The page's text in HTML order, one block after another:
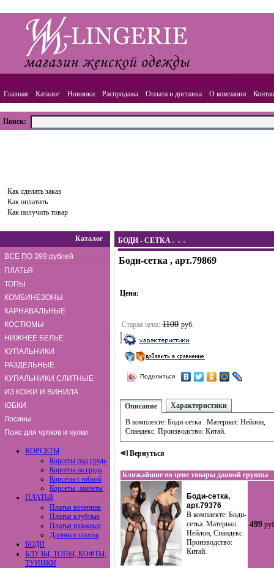
Главная Каталог Новинки Распродажа Оплата и доставка О компании
Поиск:
Как сделать заказ
Как оплатить
Как получить товар
Каталог
ВСЕ ПО 399 рублей
ПЛАТЬЯ
ТОПЫ
КОМБИНЕЗОНЫ
КАРНАВАЛЬНЫЕ
КОСТЮМЫ
НИЖНЕЕ БЕЛЬЕ
КУПАЛЬНИКИ
РАЗДЕЛЬНЫЕ
КУПАЛЬНИКИ СЛИТНЫЕ
ИЗ КОЖИ И ВИНИЛА
ЮБКИ
Лосины
Пояс для чулков и чулки
КОРСЕТЫ
Корсеты под грудь
Корсеты на грудь
Корсеты с юбкой
Корсеты -жилеты
ПЛАТЬЯ
Платья вечерние
Платья клубные
Платья пляжные
Длинные платья
БОДИ
БЛУЗЫ, ТОПЫ, КОФТЫ,
ТУНИКИ
БОДИ - СЕТКА
Боди-сетка , арт.79869
Цена:
Старая цена: 1100 руб.
Поделиться
Описание
Характеристики
В комплекте: Боди-сетка . Материал: Нейлон,
Спандекс. Производство: Китай.
Вернуться
Ближайшие по цене товары данной группы
Боди-сетка,
арт.79376
В комплекте: Боди-
сетка. Материал:
Нейлон, Спандекс.
Производство:
Китай.
499